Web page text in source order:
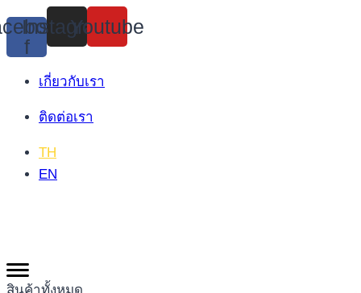
Skip
to
content
f
Instagram
Youtube
เกี่ยวกับเรา
ติดต่อเรา
TH
EN
สินค้าทั้งหมด